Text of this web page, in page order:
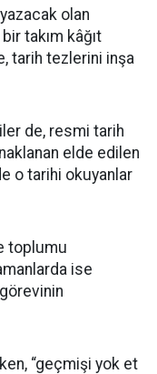
olan
takım kâğıt
tarih tezlerini inşa
de, resmi tarih
elde edilen
o tarihi okuyanlar
toplumu
ise
“geçmişi yok et